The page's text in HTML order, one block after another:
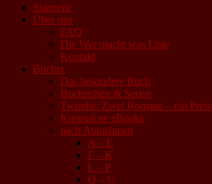
Startseite
Über uns
FAQ
Die Wer macht was Liste
Kontakt
Bücher
Das besondere Buch
Buchreihen & Serien
Twindie: Zwei Romane – ein Preis
Kostenlose eBooks
nach AutorInnen
A – E
F – K
L – P
Q – U